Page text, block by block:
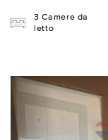
3 Camere da
letto